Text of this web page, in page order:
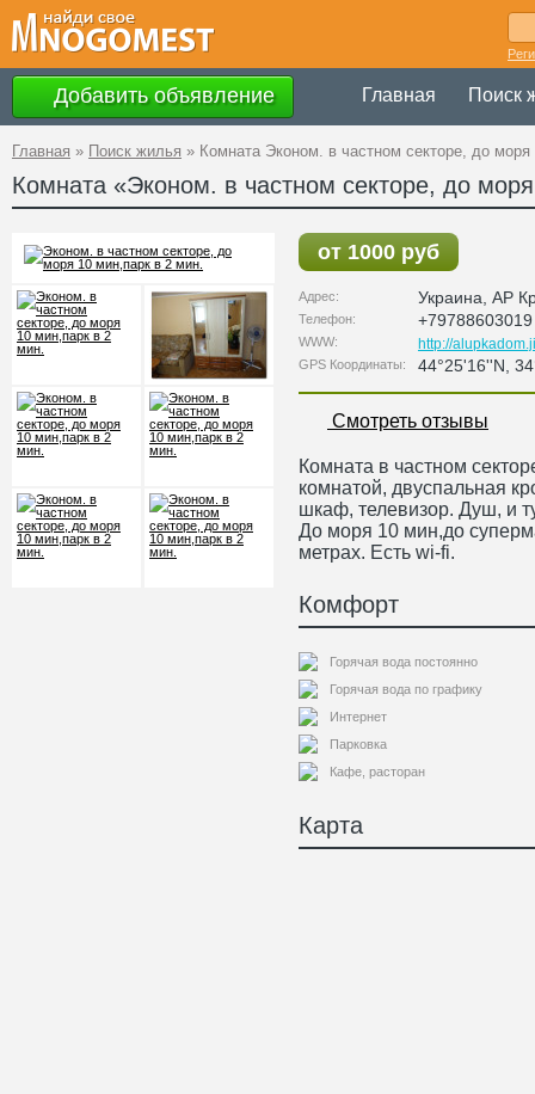
Добавить объявление Главная Поиск
Главная » Поиск жилья » Комната Эконом. в частном секторе, до
Комната «Эконом. в частном секторе, до
от 1000 руб
Адрес: Украина АР
Телефон: +79788603019
WWW: http://
GPS Координаты: 44°25'16''N,
Смотреть отзывы
Комната в частном
комнатой, двуспальная
шкаф, телевизор. Душ, и
До моря 10 мин,до
метрах. Есть wi-fi.
Комфорт
Горячая вода постоянно
Горячая вода по графику
Интернет
Парковка
Кафе, расторан
Карта